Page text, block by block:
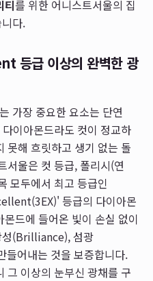
티를 위한 어니스트서울의 집
다.
등급 이상의 완벽한 광
가장 중요한 요소는 단연
이아몬드라도 컷이 정교하
못해 흐릿하고 생기 없는 돌
서울은 컷 등급, 폴리시(연
모두에서 최고 등급인
등급의 다이아몬
드에 들어온 빛이 손실 없이
성(Brilliance), 섬광
어내는 것을 보증합니다.
그 이상의 눈부신 광채를 구